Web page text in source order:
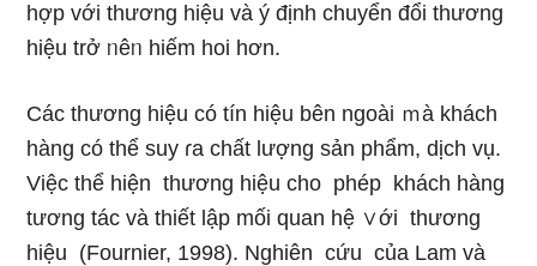
hợp với thương hiệu và ý định chuyển đổi thương
hiệu trở ᥒêᥒ hiếm hoi hơn.
Các thương hiệu có tín hiệu bên ngoài ｍà khách
hàng có thể suy ɾa chất lượng sản phẩm, dịch vụ.
Việc thể hiện thương hiệu cho phép khách hàng
tương tác và thiết lập mối quan hệ ∨ới thương
hiệu (Fournier, 1998). Nghiên cứu của Lam và